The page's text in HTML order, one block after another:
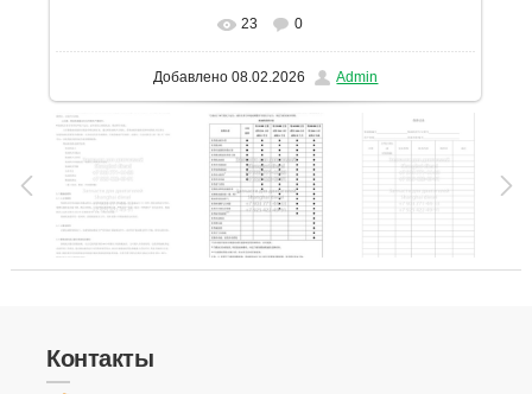
В реальном размере 1131x1600
23 0
Добавлено 08.02.2026 Admin
Контакты